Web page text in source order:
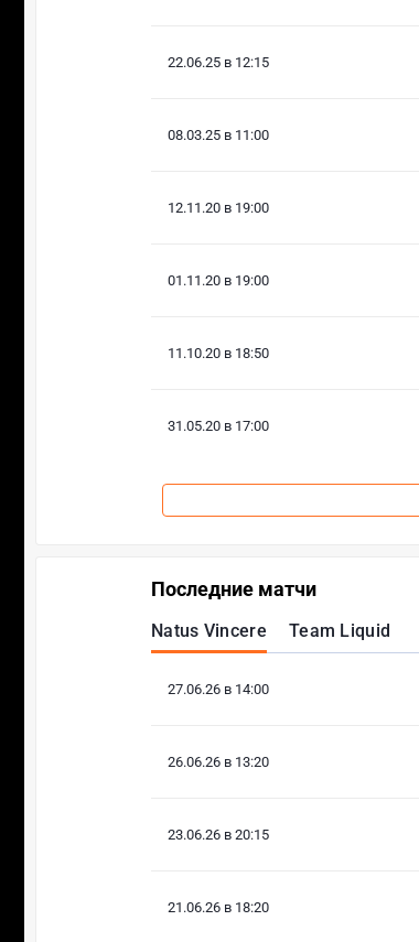
22.06.25 в 12:15
08.03.25 в 11:00
12.11.20 в 19:00
01.11.20 в 19:00
11.10.20 в 18:50
31.05.20 в 17:00
Последние матчи
Natus Vincere Team Liquid
27.06.26 в 14:00
26.06.26 в 13:20
23.06.26 в 20:15
21.06.26 в 18:20